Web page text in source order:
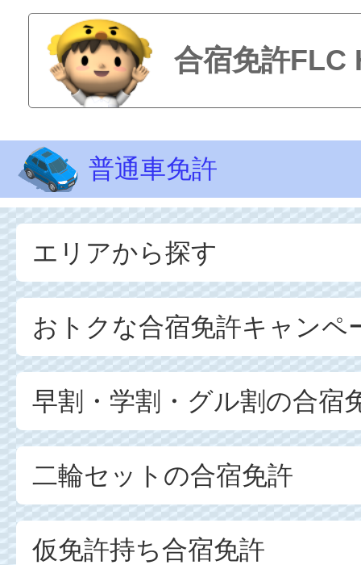
合宿免許FLC
普通車免許
エリアから探す
おトクな合宿免許キャンペ
早割・学割・グル割の合宿
二輪セットの合宿免許
仮免許持ち合宿免許